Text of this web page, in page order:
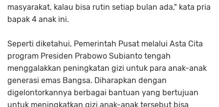
masyarakat, kalau bisa rutin setiap bulan ada," kata pria
bapak 4 anak ini.
Seperti diketahui, Pemerintah Pusat melalui Asta Cita
program Presiden Prabowo Subianto tengah
menggalakkan peningkatan gizi untuk para anak-anak
generasi emas Bangsa. Diharapkan dengan
digelontorkannya berbagai bantuan yang bertujuan
untuk meningkatkan gizi anak-anak tersebut bisa